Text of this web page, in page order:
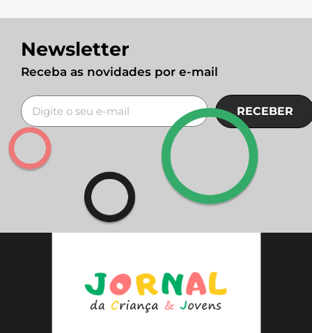
Newsletter
Receba as novidades por e-mail
RECEBER